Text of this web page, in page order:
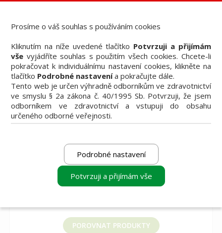
Knižní nabídka
Vzdělávací akce
Akční nabídky firem
Přehledy produktů
Inzerce
Předplatné / el. verze časopisů
k porovnání
vyberte produkt
k porovnání
k porovnání
POROVNAT PRODUKTY
Prosíme o váš souhlas s používáním cookies
Kliknutím na níže uvedené tlačítko Potvrzuji a přijímám
vše vyjádříte souhlas s použitím všech cookies. Chcete-li
pokračovat k individuálnímu nastavení cookies, klikněte na
tlačítko Podrobné nastavenía pokračujte dále.
Tento web je určen výhradně odborníkům ve zdravotnictví
ve smyslu § 2a zákona č. 40/1995 Sb. Potvrzuji, že jsem
odborníkem ve zdravotnictví a vstupuji do obsahu
určeného odborné veřejnosti.
Podrobné nastavení
Potvrzuji a přijímám vše